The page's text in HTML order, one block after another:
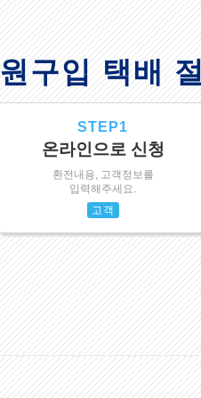
원구입 택배
STEP1
온라인으로 신청
환전내용, 고객정보를
입력해주세요.
고객